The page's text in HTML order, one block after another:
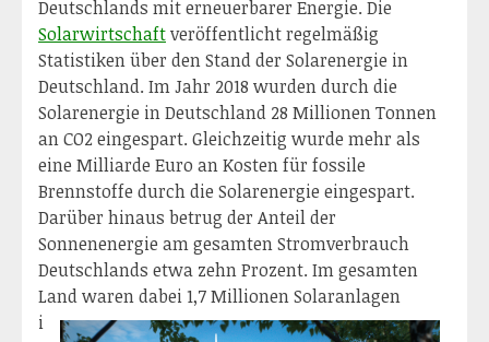
Deutschlands mit erneuerbarer Energie. Die
Solarwirtschaftveröffentlicht regelmäßig
Statistiken über den Stand der Solarenergie in
Deutschland. Im Jahr 2018 wurden durch die
Solarenergie in Deutschland 28 Millionen Tonnen
an CO2 eingespart. Gleichzeitig wurde mehr als
eine Milliarde Euro an Kosten für fossile
Brennstoffe durch die Solarenergie eingespart.
Darüber hinaus betrug der Anteil der
Sonnenenergie am gesamten Stromverbrauch
Deutschlands etwa zehn Prozent. Im gesamten
Land waren dabei 1,7 Millionen Solaranlagen
i